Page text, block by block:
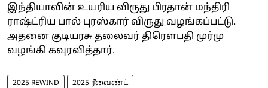
இந்தியாவின் உயரிய விருது பிரதான் மந்திரி
ராஷ்ட்ரிய பால் புரஸ்கார் விருது வழங்கப்பட்டு.
அதனை குடியரசு தலைவர் திரௌபதி முர்மு
வழங்கி கவுரவித்தார்.
2025 REWIND 2025 ரீவைண்ட்